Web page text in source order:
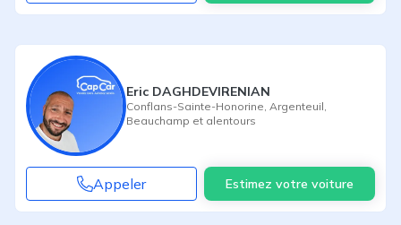
Eric DAGHDEVIRENIAN
Conflans-Sainte-Honorine Argenteuil
Beauchamp et alentours
Appeler Estimez votre voiture